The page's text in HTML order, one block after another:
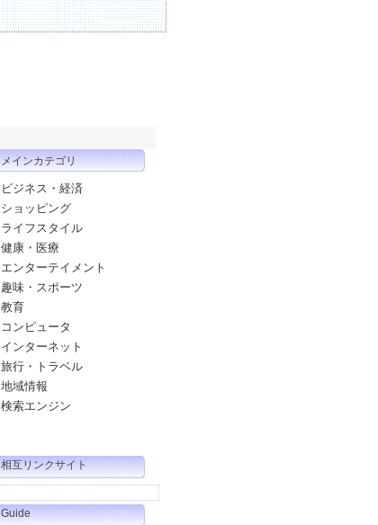
メインカテゴリ
ビジネス・経済
ショッピング
ライフスタイル
健康・医療
エンターテイメント
趣味・スポーツ
教育
コンピュータ
インターネット
旅行・トラベル
地域情報
検索エンジン
相互リンクサイト
Guide